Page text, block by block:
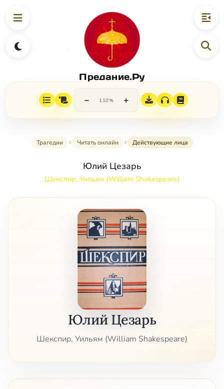
Предание.Ру
− 110% +
Трагедии Читать онлайн Действующие лица
Юлий Цезарь
Шекспир, Уильям (William Shakespeare)
Юлий Цезарь
Шекспир, Уильям (William Shakespeare)